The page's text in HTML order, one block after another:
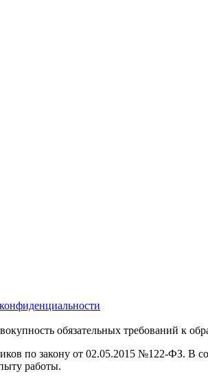
обязательных требований к
по закону от 02.05.2015 №122-ФЗ. В
работы.